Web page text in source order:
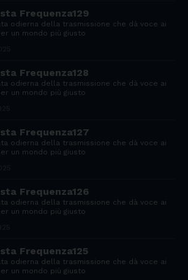
Frequenza129
odierna della trasmissione che dà voce ai
un mondo più giusto
Frequenza128
odierna della trasmissione che dà voce ai
un mondo più giusto
Frequenza127
odierna della trasmissione che dà voce ai
un mondo più giusto
Frequenza126
odierna della trasmissione che dà voce ai
un mondo più giusto
Frequenza125
odierna della trasmissione che dà voce ai
un mondo più giusto